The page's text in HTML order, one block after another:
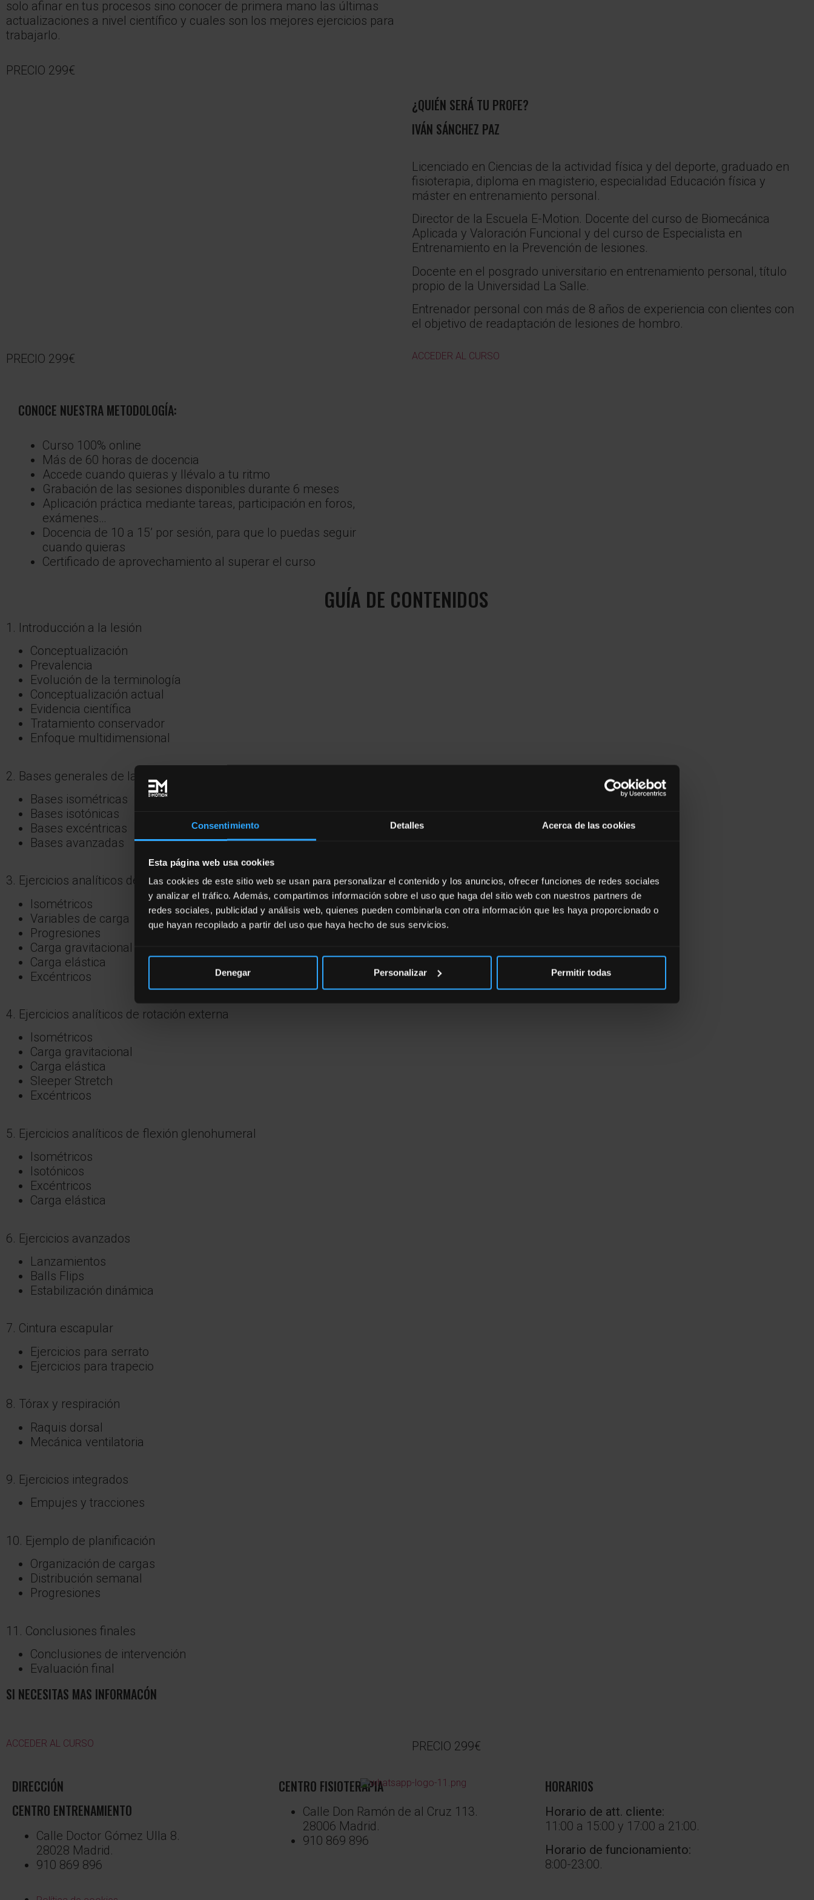
Consentimiento Detalles Acerca de las cookies
Esta página web usa cookies
Las cookies de este sitio web se usan para personalizar el contenido y los anuncios, ofrecer funciones de redes sociales
y analizar el tráfico. Además, compartimos información sobre el uso que haga del sitio web con nuestros partners de
redes sociales, publicidad y análisis web, quienes pueden combinarla con otra información que les haya proporcionado o
que hayan recopilado a partir del uso que haya hecho de sus servicios.
Denegar Personalizar Permitir todas
solo afinar en tus procesos sino conocer de primera mano las últimas
actualizaciones a nivel científico y cuales son los mejores ejercicios para
trabajarlo.
PRECIO 299€
¿QUIÉN SERÁ TU PROFE?
IVÁN SÁNCHEZ PAZ
Licenciado en Ciencias de la actividad física y del deporte, graduado en
fisioterapia, diploma en magisterio, especialidad Educación física y
máster en entrenamiento personal.
Director de la Escuela E-Motion. Docente del curso de Biomecánica
Aplicada y Valoración Funcional y del curso de Especialista en
Entrenamiento en la Prevención de lesiones.
Docente en el posgrado universitario en entrenamiento personal, título
propio de la Universidad La Salle.
Entrenador personal con más de 8 años de experiencia con clientes con
el objetivo de readaptación de lesiones de hombro.
PRECIO 299€ ACCEDER AL CURSO
CONOCE NUESTRA METODOLOGÍA:
Curso 100% online
Más de 60 horas de docencia
Accede cuando quieras y llévalo a tu ritmo
Grabación de las sesiones disponibles durante 6 meses
Aplicación práctica mediante tareas, participación en foros,
exámenes…
Docencia de 10 a 15’ por sesión, para que lo puedas seguir
cuando quieras
Certificado de aprovechamiento al superar el curso
GUÍA DE CONTENIDOS
1. Introducción a la lesión
Conceptualización
Prevalencia
Evolución de la terminología
Conceptualización actual
Evidencia científica
Tratamiento conservador
Enfoque multidimensional
2. Bases generales de la intervención con ejercicio
Bases isométricas
Bases isotónicas
Bases excéntricas
Bases avanzadas
3. Ejercicios analíticos de rotación interna
Isométricos
Variables de carga
Progresiones
Carga gravitacional
Carga elástica
Excéntricos
4. Ejercicios analíticos de rotación externa
Isométricos
Carga gravitacional
Carga elástica
Sleeper Stretch
Excéntricos
5. Ejercicios analíticos de flexión glenohumeral
Isométricos
Isotónicos
Excéntricos
Carga elástica
6. Ejercicios avanzados
Lanzamientos
Balls Flips
Estabilización dinámica
7. Cintura escapular
Ejercicios para serrato
Ejercicios para trapecio
8. Tórax y respiración
Raquis dorsal
Mecánica ventilatoria
9. Ejercicios integrados
Empujes y tracciones
10. Ejemplo de planificación
Organización de cargas
Distribución semanal
Progresiones
11. Conclusiones finales
Conclusiones de intervención
Evaluación final
SI NECESITAS MAS INFORMACÓN
ACCEDER AL CURSO PRECIO 299€
DIRECCIÓN
CENTRO ENTRENAMIENTO
Calle Doctor Gómez Ulla 8.
28028 Madrid.
910 869 896
CENTRO FISIOTERAPIA
Calle Don Ramón de al Cruz 113.
28006 Madrid.
910 869 896
HORARIOS
Horario de att. cliente:
11:00 a 15:00 y 17:00 a 21:00.
Horario de funcionamiento:
8:00-23:00.